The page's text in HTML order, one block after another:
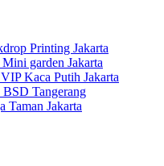
Printing Jakarta
garden Jakarta
Kaca Putih Jakarta
Tangerang
Taman Jakarta